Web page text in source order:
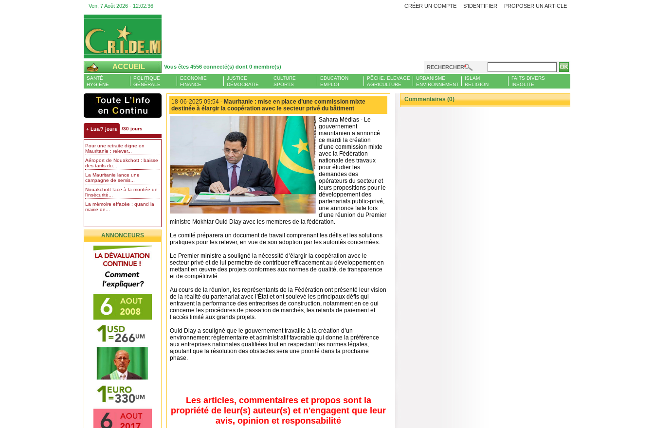
Ven, 7 Août 2026 - 12:02:37 PROPOSER UN ARTICLE
CRÉER UN COMPTE S'IDENTIFIER
ACCUEIL Vous êtes 4556 connecté(s) dont 0 membre(s) RECHERCHER
SANTÉ
HYGIÈNE
POLITIQUE
GÉNÉRALE
ECONOMIE
FINANCE
JUSTICE
DÉMOCRATIE
CULTURE
SPORTS
EDUCATION
EMPLOI
PÊCHE, ELEVAGE
AGRICULTURE
URBANISME
ENVIRONNEMENT
ISLAM
RELIGION
FAITS DIVERS
INSOLITE
+ Lus/7 jours /30 jours
Pour une retraite digne en
Mauritanie : relever...
Aéroport de Nouakchott : baisse
des tarifs du...
La Mauritanie lance une
campagne de semis...
Nouakchott face à la montée de
l’insécurité...
La mémoire effacée : quand la
mairie de...
ANNONCEURS
18-06-2025 09:54 - Mauritanie : mise en place d’une commission mixte
destinée à élargir la coopération avec le secteur privé du bâtiment
Sahara Médias - Le
gouvernement
mauritanien a annoncé
ce mardi la création
d’une commission mixte
avec la Fédération
nationale des travaux
pour étudier les
demandes des
opérateurs du secteur et
leurs propositions pour le
développement des
partenariats public-privé,
une annonce faite lors
d’une réunion du Premier
ministre Mokhtar Ould Diay avec les membres de la fédération.
Le comité préparera un document de travail comprenant les défis et les solutions
pratiques pour les relever, en vue de son adoption par les autorités concernées.
Le Premier ministre a souligné la nécessité d’élargir la coopération avec le
secteur privé et de lui permettre de contribuer efficacement au développement en
mettant en œuvre des projets conformes aux normes de qualité, de transparence
et de compétitivité.
Au cours de la réunion, les représentants de la Fédération ont présenté leur vision
de la réalité du partenariat avec l’État et ont soulevé les principaux défis qui
entravent la performance des entreprises de construction, notamment en ce qui
concerne les procédures de passation de marchés, les retards de paiement et
l’accès limité aux grands projets.
Ould Diay a souligné que le gouvernement travaille à la création d’un
environnement réglementaire et administratif favorable qui donne la préférence
aux entreprises nationales qualifiées tout en respectant les normes légales,
ajoutant que la résolution des obstacles sera une priorité dans la prochaine
phase.
Les articles, commentaires et propos sont la
propriété de leur(s) auteur(s) et n'engagent que leur
avis, opinion et responsabilité
Commentaires (0)